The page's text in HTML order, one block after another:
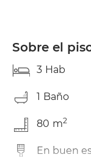
Sobre el
3 Hab
1 Baño
80 m2
En buen